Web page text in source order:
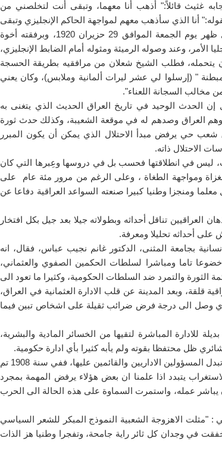
غثيث قائلاً:" أذهب أنا معهما، وتبقى أنت لتخلصني من
أنا الذي سأذهب معهم لمواجهة الحاكم الإنجليزي وتبقى
أنت لإنقاذي من السجن...فذهب شعلان إلى الرميثة قبل ظهر يوم الجمعة الموافق 29 حزيران 1920، وبرفقته أخوة
وعند وصوله الرميثة ومثوله أمام الضابط الإنجليزي،
أن يتحمله، فطلب الشيخ شعلان من مرافقيه بطريقة الحسجة
مبطنة " (إرسلوا لي عشر ليرات ألمانية وملابس)، وكان يعني
مخالب السجانة اللعناء".
الحدث الوحيد في تاريخ العراق الحديث الذي يتغنى به
العراق وصدهم له في موقعة الشعيبة، وكذلك حدث ثورة
حي يرفض مبدأ الاحتلال الذي يمكن أن يكون المبرر
الاحتلال ذاته.
ليس في انطلاقتها فحسب بل في دروسها وعِبرها التي كان
ومواجهة الطغاة ، وعلى الرغم من مرور مئة عام على
ومنجزا وطنيا كبيرا صنعته السواعد العراقية دفاعا عن
العراقيين تناقل أحداثه وبطولاته جيلا بعد جيل بكل افتخار
على أحداثه تحليلا ومعرفة.
بجامعة المثنى، الدكتور غانم نجيب عباس، فقال، انه
تاما ومباشرا لسلطات الحكمين الصفوي والعثماني،
والتمرد ضد السلطات الحكومية، وكثيرا ما تعود الى
قلقة، وبعد المدينة عن قلب الادارة العثمانية في العراق،
وصل الى درجة فرض ضرائب ثقيلة على اشخاص تبين فيما
للادارة المباشرة لتقيها من الخسائر المادية والبشرية،
ظل محتفظا بقوته ولم يأبه كثيرا بأي ادارة حكومية.
وبين ان "ما يدل على الضعف الاداري ان السماوة شهدت تبدل المسؤولين الاداريين والقائمين عليها، ففي سنة 1908 تم
الاستغراب يتبدد اذا علمنا ان بعض هؤلاء يرفض المهمة بمجرد
يباشر عمله، واستمرت السماوة على هذه الحالة الى الحرب
: "مثلت الاهزوجة الشعبية النموذج المبكر للشعر السياسي
وقد مارست دورها المحرض في ثورة 1920 وخفقت في وجدان كل ثائر راية جامحة، وتفجرا وطنيا هز الذات